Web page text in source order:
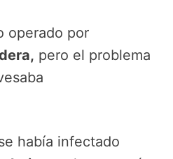
operado por
pero el problema
había infectado